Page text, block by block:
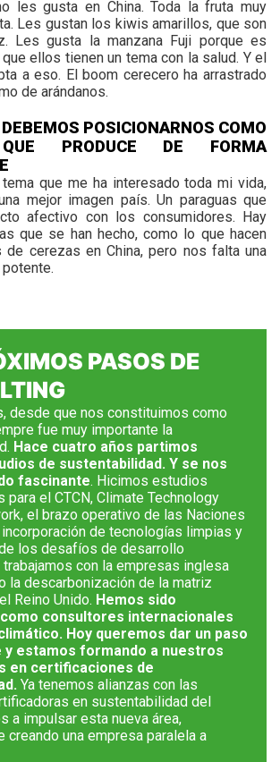
les gusta en China. Toda la fruta muy
Les gustan los kiwis amarillos, que son
Les gusta la manzana Fuji porque es
ellos tienen un tema con la salud. Y el
a eso. El boom cerecero ha arrastrado
de arándanos.
POSICIONARNOS COMO
PRODUCE DE FORMA
que me ha interesado toda mi vida,
mejor imagen país. Un paraguas que
afectivo con los consumidores. Hay
que se han hecho, como lo que hacen
de cerezas en China, pero nos falta una
PASOS DE
desde que nos constituimos como
fue muy importante la
Hace cuatro años partimos
de sustentabilidad. Y se nos
fascinante. Hicimos estudios
para el CTCN, Climate Technology
el brazo operativo de las Naciones
incorporación de tecnologías limpias y
los desafíos de desarrollo
con la empresas inglesa
la descarbonización de la matriz
Reino Unido. Hemos sido
consultores internacionales
Hoy queremos dar un paso
y estamos formando a nuestros
en certificaciones de
Ya tenemos alianzas con las
en sustentabilidad del
a impulsar esta nueva área,
creando una empresa paralela a